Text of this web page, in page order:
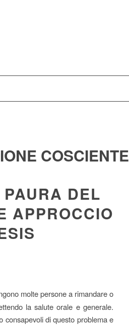
COSCIENTE
DEL
APPROCCIO
molte persone a rimandare o
la salute orale e generale.
consapevoli di questo problema e